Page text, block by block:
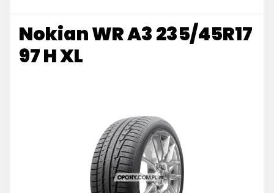
Nokian WR A3 235/45R17
97 H XL